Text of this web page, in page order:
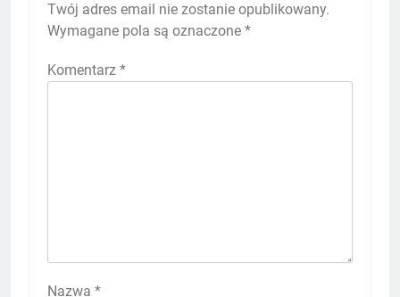
Twój adres email nie zostanie opublikowany.
Wymagane pola są oznaczone *
Komentarz *
Nazwa *